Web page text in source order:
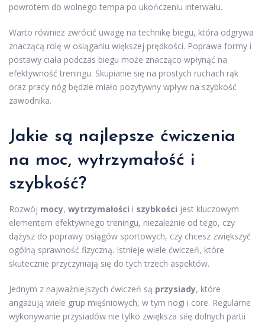
powrotem do wolnego tempa po ukończeniu interwału.
Warto również zwrócić uwagę na technikę biegu, która odgrywa
znaczącą rolę w osiąganiu większej prędkości. Poprawa formy i
postawy ciała podczas biegu może znacząco wpłynąć na
efektywność treningu. Skupianie się na prostych ruchach rąk
oraz pracy nóg będzie miało pozytywny wpływ na szybkość
zawodnika.
Jakie są najlepsze ćwiczenia
na moc, wytrzymałość i
szybkość?
Rozwój mocy, wytrzymałości i szybkości jest kluczowym
elementem efektywnego treningu, niezależnie od tego, czy
dążysz do poprawy osiągów sportowych, czy chcesz zwiększyć
ogólną sprawność fizyczną. Istnieje wiele ćwiczeń, które
skutecznie przyczyniają się do tych trzech aspektów.
Jednym z najważniejszych ćwiczeń są przysiady, które
angażują wiele grup mięśniowych, w tym nogi i core. Regularne
wykonywanie przysiadów nie tylko zwiększa siłę dolnych partii